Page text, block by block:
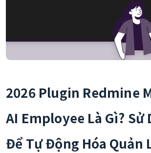
2026 Plugin Redmine
AI Employee Là Gì? Sử
Để Tự Động Hóa Quản